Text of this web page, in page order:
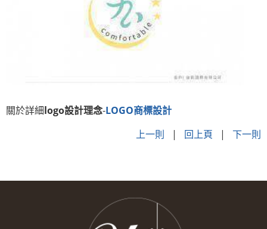
關於詳細logo設計理念-LOGO商標設計
上一則 | 回上頁 | 下一則